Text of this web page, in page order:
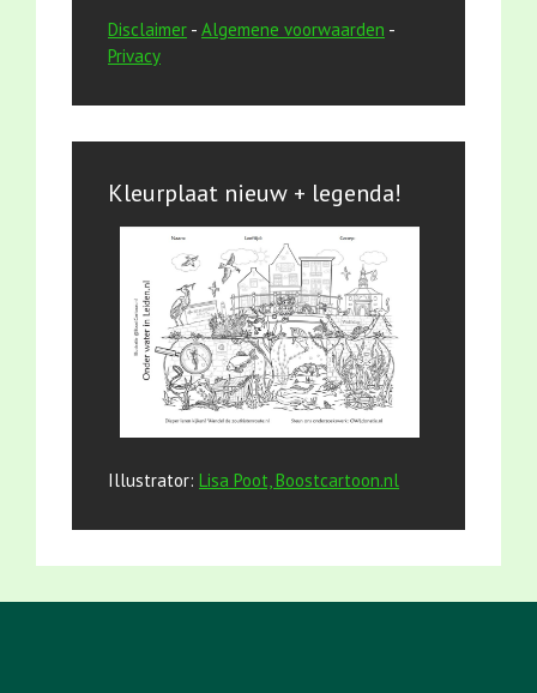
Disclaimer - Algemene voorwaarden -
Privacy
Kleurplaat nieuw + legenda!
Illustrator: Lisa Poot, Boostcartoon.nl